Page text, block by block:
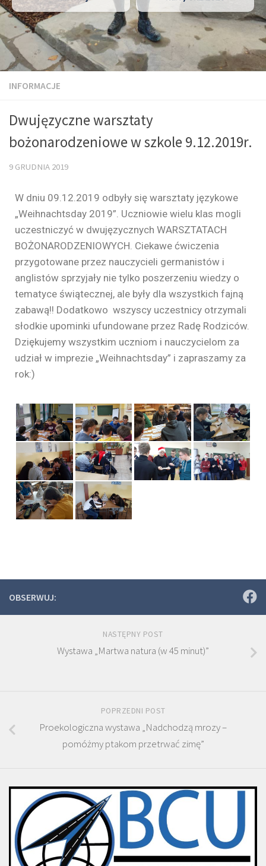
INFORMACJE
Dwujęzyczne warsztaty
bożonarodzeniowe w szkole 9.12.2019r.
9 GRUDNIA 2019
W dniu 09.12.2019 odbyły się warsztaty językowe
„Weihnachtsday 2019”. Uczniowie wielu klas mogli
uczestniczyć w dwujęzycznych WARSZTATACH
BOŻONARODZENIOWYCH. Ciekawe ćwiczenia
przygotowane przez nauczycieli germanistów i
anglistów sprzyjały nie tylko poszerzeniu wiedzy o
tematyce świątecznej, ale były dla wszystkich fajną
zabawą!! Dodatkowo wszyscy uczestnicy otrzymali
słodkie upominki ufundowane przez Radę Rodziców.
Dziękujemy wszystkim uczniom i nauczycielom za
udział w imprezie „Weihnachtsday” i zapraszamy za
rok:)
OBSERWUJ:
NASTĘPNY POST
Wystawa „Martwa natura (w 45 minut)”
POPRZEDNI POST
Proekologiczna wystawa „Nadchodzą mrozy –
pomóżmy ptakom przetrwać zimę”